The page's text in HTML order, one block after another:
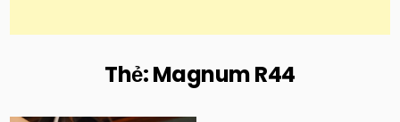
Thẻ:Magnum R44